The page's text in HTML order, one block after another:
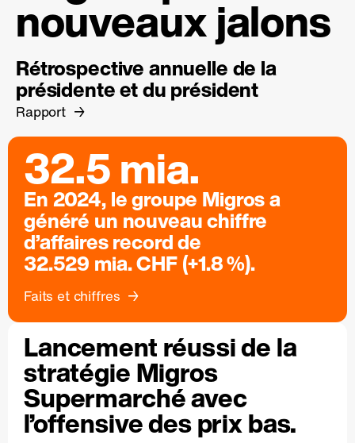
nouveaux jalons
Rétrospective annuelle de la
présidente et du président
Rapport
32.5 mia.
En 2024, le groupe Migros a
généré un nouveau chiffre
d’affaires record de
32.529 mia. CHF (+1.8 %).
Faits et chiffres
Lancement réussi de la
stratégie Migros
Supermarché avec
l’offensive des prix bas.